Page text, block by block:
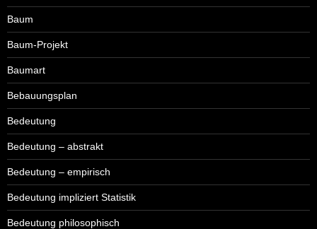
Baum
Baum-Projekt
Baumart
Bebauungsplan
Bedeutung
Bedeutung – abstrakt
Bedeutung – empirisch
Bedeutung impliziert Statistik
Bedeutung philosophisch